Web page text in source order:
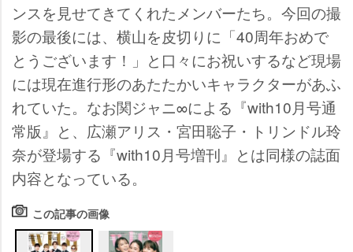
ンスを見せてきてくれたメンバーたち。今回の撮
影の最後には、横山を皮切りに「40周年おめで
とうございます！」と口々にお祝いするなど現場
には現在進行形のあたたかいキャラクターがあふ
れていた。なお関ジャニ∞による『with10月号通
常版』と、広瀬アリス・宮田聡子・トリンドル玲
奈が登場する『with10月号増刊』とは同様の誌面
内容となっている。
この記事の画像